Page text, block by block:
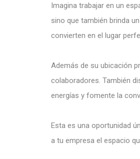
Imagina trabajar en un
sino que también brinda
convierten en el lugar
Además de su ubicación
colaboradores. También
energías y fomente la
Esta es una oportunidad
a tu empresa el espacio